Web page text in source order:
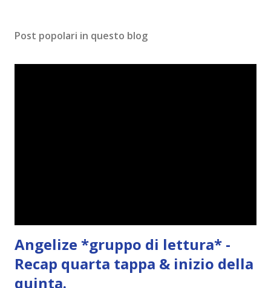
m
n
Post popolari in questo blog
Angelize *gruppo di lettura* -
Recap quarta tappa & inizio della
quinta.